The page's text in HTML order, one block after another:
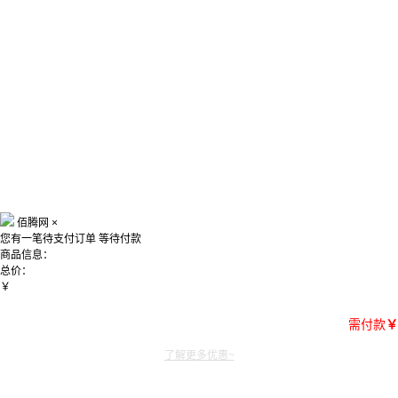
佰腾网 ×
您有一笔待支付订单 等待付款
商品信息：
总价：
￥
需付款￥
了解更多优惠~